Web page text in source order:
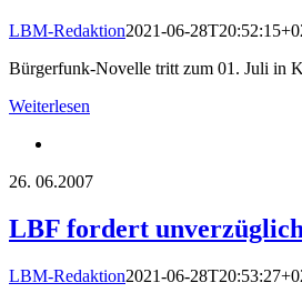
LBM-Redaktion2021-06-
Bürgerfunk-Novelle tritt zum 01. Juli in
Weiterlesen
26. 06.2007
LBF fordert
LBM-Redaktion2021-06-